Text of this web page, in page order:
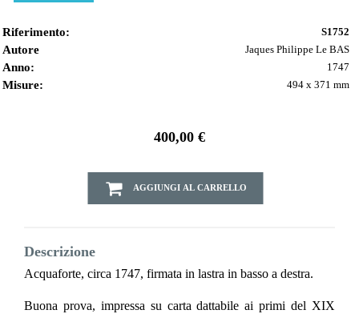
Riferimento: S1752
Autore Jaques Philippe Le BAS
Anno: 1747
Misure: 494 x 371 mm
400,00 €
AGGIUNGI AL CARRELLO
Descrizione
Acquaforte, circa 1747, firmata in lastra in basso a destra.
Buona prova, impressa su carta dattabile ai primi del XIX